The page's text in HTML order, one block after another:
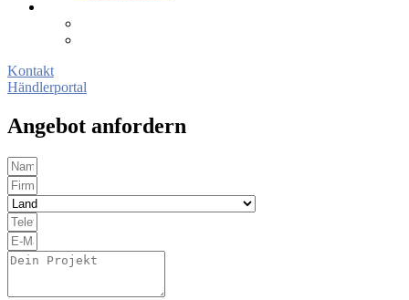
Kontakt
Händlerportal
Angebot anfordern